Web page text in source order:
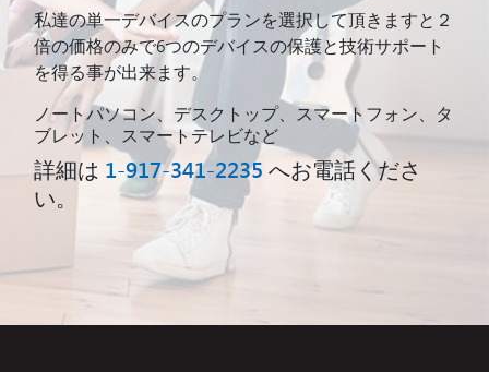
私達の単一デバイスのプランを選択して頂きますと２
倍の価格のみで6つのデバイスの保護と技術サポート
を得る事が出来ます。
ノートパソコン、デスクトップ、スマートフォン、タ
ブレット、スマートテレビなど
詳細は 1-917-341-2235 へお電話くださ
い。